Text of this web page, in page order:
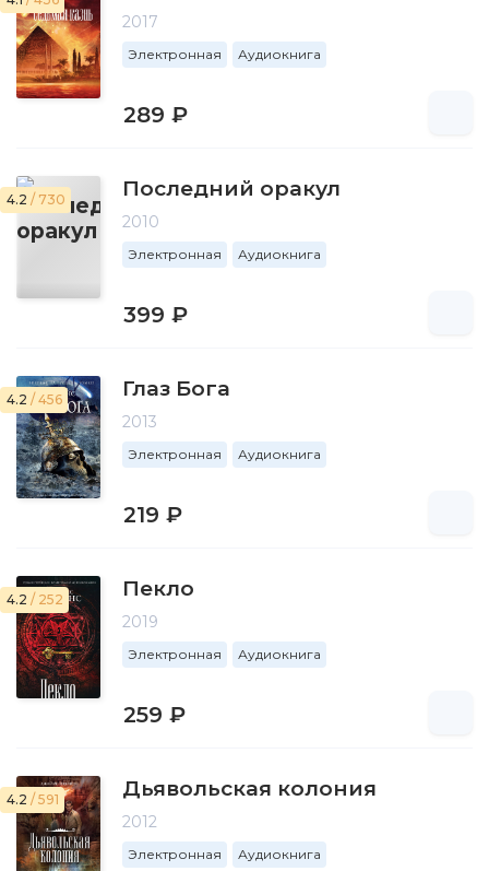
2017
Электронная Аудиокнига
289 ₽
4.2 / 730 Последний оракул
2010
Электронная Аудиокнига
399 ₽
4.2 / 456 Глаз Бога
2013
Электронная Аудиокнига
219 ₽
4.2 / 252 Пекло
2019
Электронная Аудиокнига
259 ₽
4.2 / 591 Дьявольская колония
2012
Электронная Аудиокнига